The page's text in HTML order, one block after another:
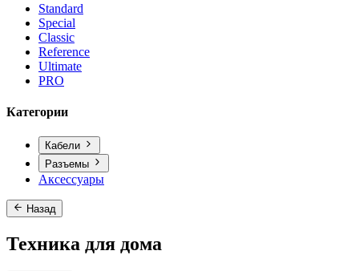
Standard
Special
Classic
Reference
Ultimate
PRO
Категории
Кабели
Разъемы
Аксессуары
Назад
Техника для дома